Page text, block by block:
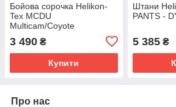
Бойова сорочка Helikon-
Tex MCDU
Multicam/Coyote
3 490 ₴
Купити
Штани
PANTS -
5 385₴
Про нас